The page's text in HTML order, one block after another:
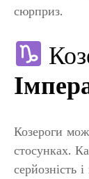
сюрприз.
Козероги
стосунках.
серйозність